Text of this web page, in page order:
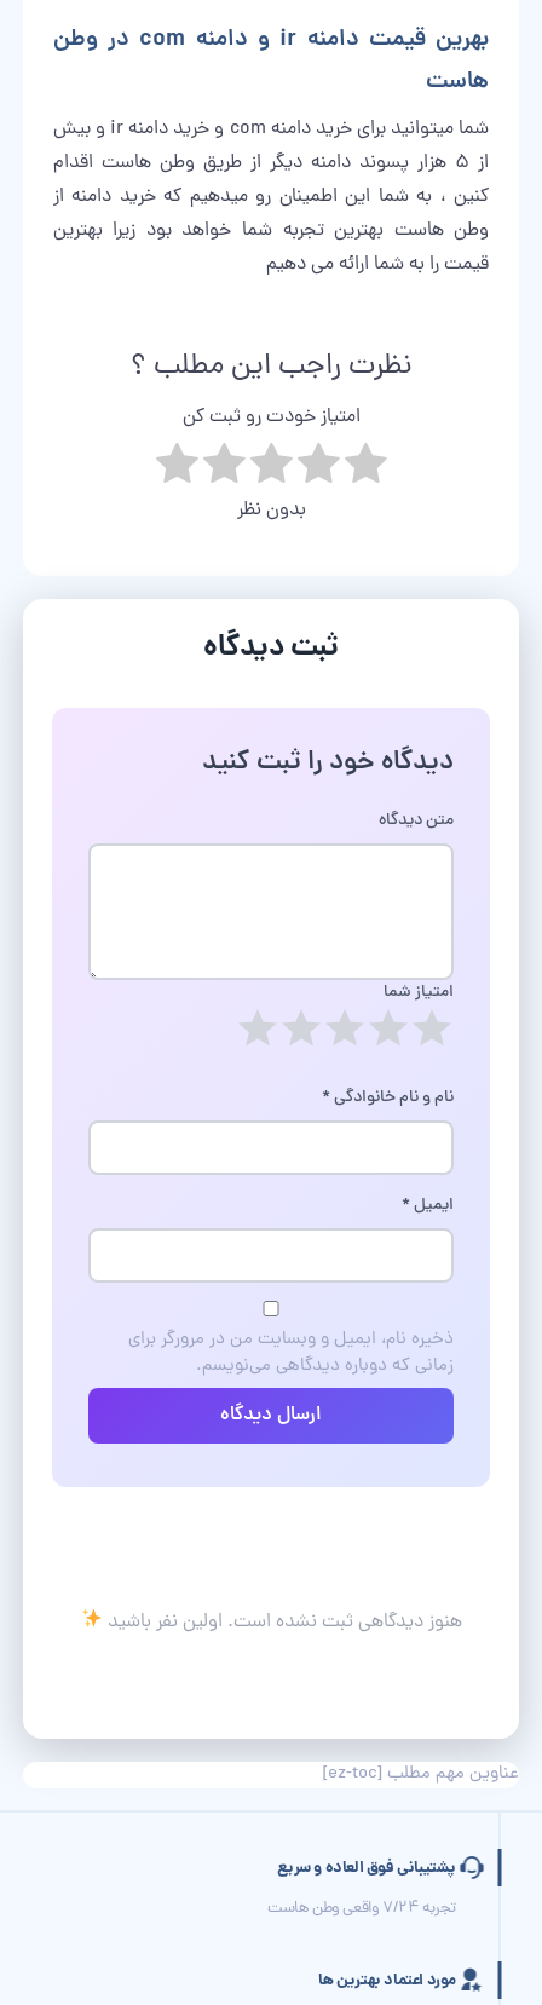
بهرین قیمت دامنه ir و دامنه com در وطن
هاست
شما میتوانید برایخرید دامنه
com و خرید دامنه ir و بیش
از 5 هزار پسوند دامنه دیگر از طریق وطن هاست اقدام
کنین ، به شما این اطمینان رو میدهیم که خرید دامنه از
وطن هاست بهترین تجربه شما خواهد بود زیرا بهترین
قیمت را به شما ارائه می دهیم
نظرت راجب این مطلب ؟
امتیاز خودت رو ثبت کن
بدون نظر
ثبت دیدگاه
دیدگاه خود را ثبت کنید
متن دیدگاه
امتیاز شما
نام و نام خانوادگی*
ایمیل*
ذخیره نام، ایمیل و وبسایت من در مرورگر برای
زمانی که دوباره دیدگاهی می‌نویسم.
ارسال دیدگاه
هنوز دیدگاهی ثبت نشده است. اولین نفر باشید
عناوین مهم مطلب [ez-toc]
پشتیبانی فوق العاده و سریع
تجربه 7/24 واقعی وطن هاست
مورد اعتماد بهترین ها